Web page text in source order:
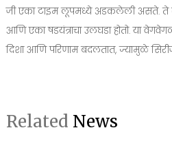
जी एका टाइम लूपमध्ये अडकलेली असते. ते
आणि एका षडयंत्राचा उलघडा होतो. या
दिशा आणि परिणाम बदलतात, ज्यामुळे
Related News